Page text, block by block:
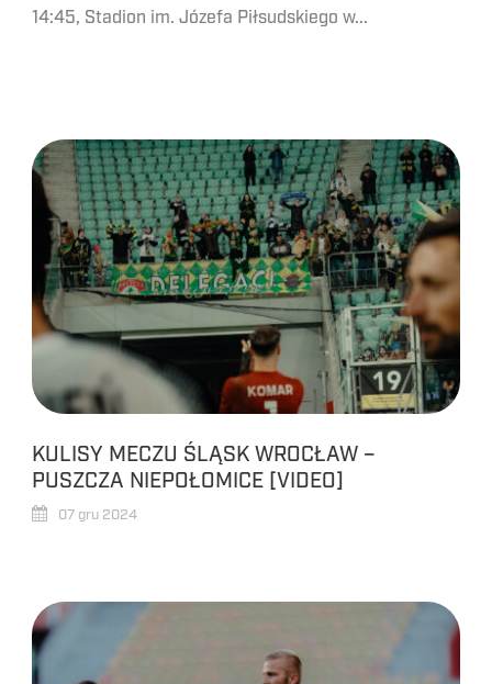
14:45, Stadion im. Józefa Piłsudskiego w...
KULISY MECZU ŚLĄSK WROCŁAW –
PUSZCZA NIEPOŁOMICE [VIDEO]
07 gru 2024